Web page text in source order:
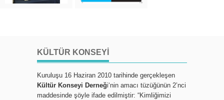
KÜLTÜR KONSEYI
Kuruluşu 16 Haziran 2010 tarihinde gerçekleşen
Kültür Konseyi Derneği‘nin amacı tüzüğünün 2’nci
maddesinde şöyle ifade edilmiştir: “Kimliğimizi